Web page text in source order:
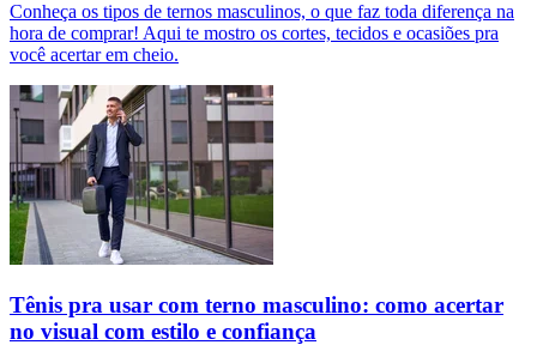
Conheça os tipos de ternos masculinos, o que faz toda diferença na
hora de comprar! Aqui te mostro os cortes, tecidos e ocasiões pra
você acertar em cheio.
Tênis pra usar com terno masculino: como acertar
no visual com estilo e confiança